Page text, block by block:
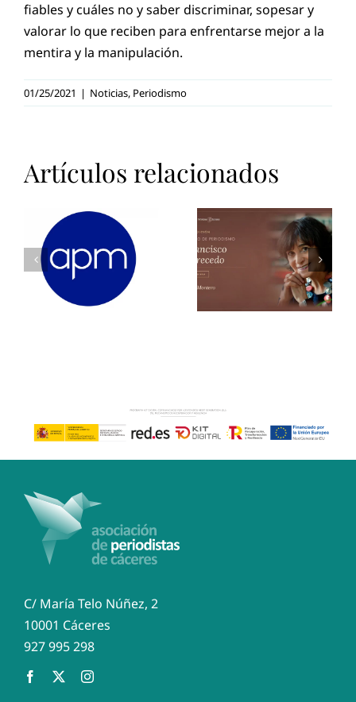
fiables y cuáles no y saber discriminar, sopesar y
valorar lo que reciben para enfrentarse mejor a la
mentira y la manipulación.
01/25/2021 | Noticias, Periodismo
Artículos relacionados
Rosa
Montero,
ganadora de
la XLIII
edición del
Premio de
Asociación
Periodistas
de Cáceres
lamenta el
de Enrique
C/ María Telo Núñez, 2
10001 Cáceres
927 995 298